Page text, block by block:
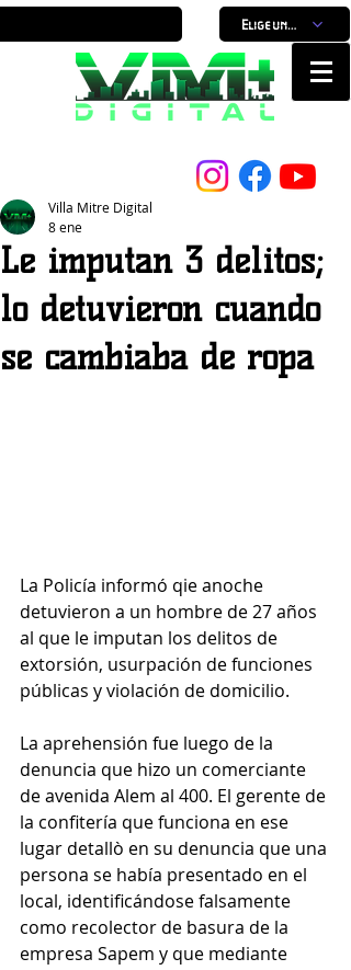
Elige un horario
Le imputan 3 delitos;
lo detuvieron cuando
se cambiaba de ropa
Villa Mitre Digital
8 ene
La Policía informó qie anoche
detuvieron a un hombre de 27 años
al que le imputan los delitos de
extorsión, usurpación de funciones
públicas y violación de domicilio.
La aprehensión fue luego de la
denuncia que hizo un comerciante
de avenida Alem al 400. El gerente de
la confitería que funciona en ese
lugar detallò en su denuncia que una
persona se había presentado en el
local, identificándose falsamente
como recolector de basura de la
empresa Sapem y que mediante